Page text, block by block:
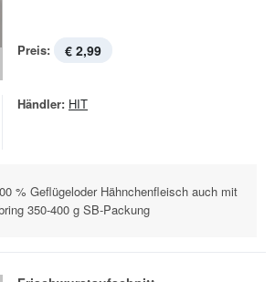
Preis: € 2,99
Händler: HIT
% Geflügeloder Hähnchenfleisch auch mit
350-400 g SB-Packung